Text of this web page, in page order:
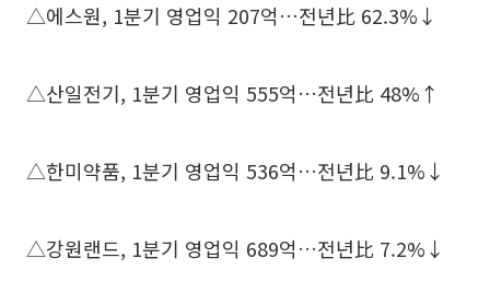
△에스원, 1분기 영업익 207억…전년比 62.3%↓
△산일전기, 1분기 영업익 555억…전년比 48%↑
△한미약품, 1분기 영업익 536억…전년比 9.1%↓
△강원랜드, 1분기 영업익 689억…전년比 7.2%↓